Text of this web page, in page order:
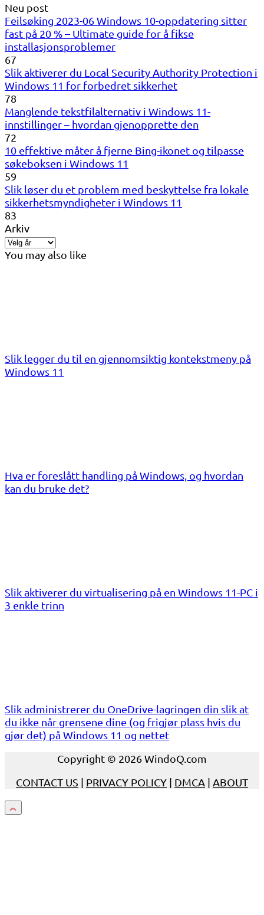
Neu post
Feilsøking 2023-06 Windows 10-oppdatering sitter
fast på 20 % – Ultimate guide for å fikse
installasjonsproblemer
67
Slik aktiverer du Local Security Authority Protection i
Windows 11 for forbedret sikkerhet
78
Manglende tekstfilalternativ i Windows 11-
innstillinger – hvordan gjenopprette den
72
10 effektive måter å fjerne Bing-ikonet og tilpasse
søkeboksen i Windows 11
59
Slik løser du et problem med beskyttelse fra lokale
sikkerhetsmyndigheter i Windows 11
83
Arkiv
You may also like
Slik legger du til en gjennomsiktig kontekstmeny på
Windows 11
Hva er foreslått handling på Windows, og hvordan
kan du bruke det?
Slik aktiverer du virtualisering på en Windows 11-PC i
3 enkle trinn
Slik administrerer du OneDrive-lagringen din slik at
du ikke når grensene dine (og frigjør plass hvis du
gjør det) på Windows 11 og nettet
Copyright © 2026 WindoQ.com
CONTACT US | PRIVACY POLICY | DMCA | ABOUT